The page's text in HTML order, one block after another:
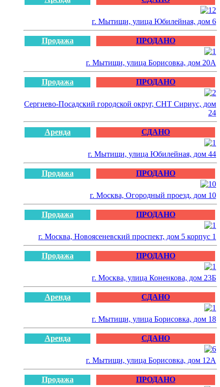
г. Мытищи, улица Юбилейная, дом 6
Продажа ПРОДАНО
г. Мытищи, улица Борисовка, дом 20А
Продажа ПРОДАНО
Сергиево-Посадский городской округ, СНТ Сириус, дом
24
Аренда СДАНО
г. Мытищи, улица Юбилейная, дом 44
Продажа ПРОДАНО
г. Москва, Огородный проезд, дом 10
Продажа ПРОДАНО
г. Москва, Новоясеневский проспект, дом 5 корпус 1
Продажа ПРОДАНО
г. Москва, улица Коненкова, дом 23Б
Аренда СДАНО
г. Мытищи, улица Борисовка, дом 18
Аренда СДАНО
г. Мытищи, улица Борисовка, дом 12А
Продажа ПРОДАНО